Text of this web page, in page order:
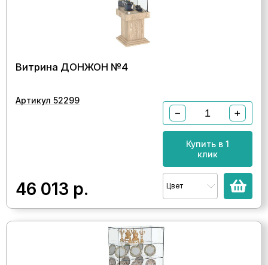
Витрина ДОНЖОН №4
Артикул 52299
46 013 р.
− +
Купить в 1
клик
Цвет